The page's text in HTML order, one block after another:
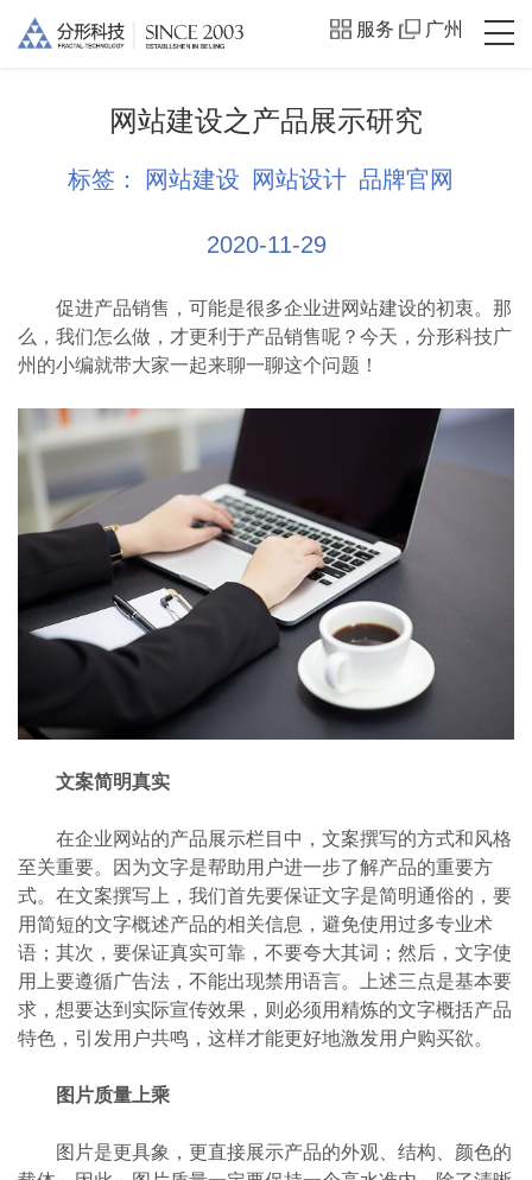
服务 广州
网站建设之产品展示研究
标签： 网站建设 网站设计 品牌官网
2020-11-29
促进产品销售，可能是很多企业进网站建设的初衷。那
么，我们怎么做，才更利于产品销售呢？今天，分形科技广
州的小编就带大家一起来聊一聊这个问题！
文案简明真实
在企业网站的产品展示栏目中，文案撰写的方式和风格
至关重要。因为文字是帮助用户进一步了解产品的重要方
式。在文案撰写上，我们首先要保证文字是简明通俗的，要
用简短的文字概述产品的相关信息，避免使用过多专业术
语；其次，要保证真实可靠，不要夸大其词；然后，文字使
用上要遵循广告法，不能出现禁用语言。上述三点是基本要
求，想要达到实际宣传效果，则必须用精炼的文字概括产品
特色，引发用户共鸣，这样才能更好地激发用户购买欲。
图片质量上乘
图片是更具象，更直接展示产品的外观、结构、颜色的